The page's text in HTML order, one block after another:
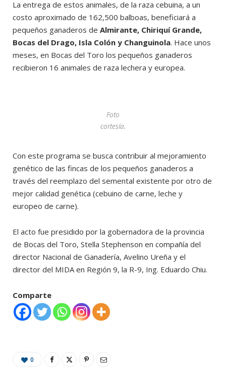
La entrega de estos animales, de la raza cebuina, a un
costo aproximado de 162,500 balboas, beneficiará a
pequeños ganaderos de Almirante, Chiriquí Grande,
Bocas del Drago, Isla Colón y Changuinola. Hace unos
meses, en Bocas del Toro los pequeños ganaderos
recibieron 16 animales de raza lechera y europea.
Foto
cortesía.
Con este programa se busca contribuir al mejoramiento
genético de las fincas de los pequeños ganaderos a
través del reemplazo del semental existente por otro de
mejor calidad genética (cebuino de carne, leche y
europeo de carne).
El acto fue presidido por la gobernadora de la provincia
de Bocas del Toro, Stella Stephenson en compañía del
director Nacional de Ganadería, Avelino Ureña y el
director del MIDA en Región 9, la R-9, Ing. Eduardo Chiu.
Comparte
0